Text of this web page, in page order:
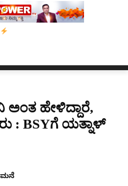
ಅವರ ಆಡಿಯೋ ಕ್ಲಿಪ್ ಅನ್ನು
ಅಂತ ಹೇಳಿದ್ದಾರೆ,
: BSYಗೆ ಯತ್ನಾಳ್
ಮನೆ